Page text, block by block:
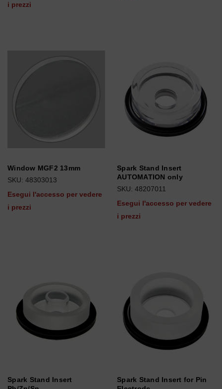
i prezzi
Window MGF2 13mm
SKU: 48303013
Esegui l'accesso per vedere
i prezzi
Spark Stand Insert
AUTOMATION only
SKU: 48207011
Esegui l'accesso per vedere
i prezzi
Spark Stand Insert
Spark Stand Insert for Pin